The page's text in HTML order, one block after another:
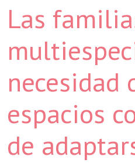
Las
necesidad
espacios
de